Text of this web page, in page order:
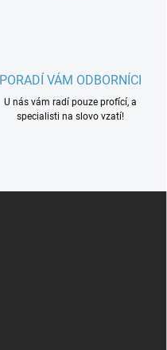
PORADÍ VÁM ODBORNÍCI
U nás vám radí pouze profící, a
specialisti na slovo vzatí!